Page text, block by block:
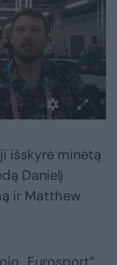
išskyrė minėtą
Danielį
ir Matthew